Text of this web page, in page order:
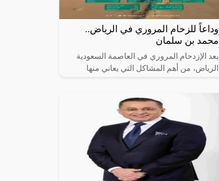
وداعاً للزحام المروري في الرياض..
محمد بن سلمان
يعد الإزدحام المروري في العاصمة السعودية
الرياض، من أهم المشاكل التي يعاني منها
وضعتها الجهات المختصة إلا أن المشكلة